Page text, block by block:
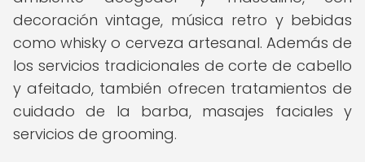
decoración vintage, música retro y bebidas
como whisky o cerveza artesanal. Además de
los servicios tradicionales de corte de cabello
y afeitado, también ofrecen tratamientos de
cuidado de la barba, masajes faciales y
servicios de grooming.